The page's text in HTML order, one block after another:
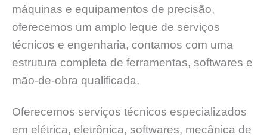
máquinas e equipamentos de precisão,
oferecemos um amplo leque de serviços
técnicos e engenharia, contamos com uma
estrutura completa de ferramentas, softwares e
mão-de-obra qualificada.
Oferecemos serviços técnicos especializados
em elétrica, eletrônica, softwares, mecânica de